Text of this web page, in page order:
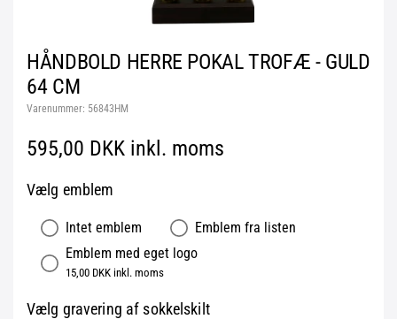
HÅNDBOLD HERRE POKAL TROFÆ - GULD
64 CM
Varenummer: 56843HM
595,00 DKK inkl. moms
Vælg emblem
Intet emblem
Emblem fra listen
Emblem med eget logo
15,00 DKK inkl. moms
Vælg gravering af sokkelskilt